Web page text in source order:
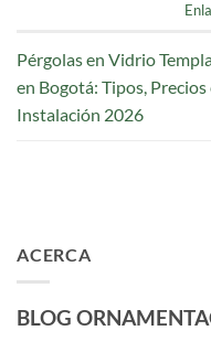
Pérgolas en Vidrio
en Bogotá: Tipos, Precios
Instalación 2026
ACERCA
BLOG